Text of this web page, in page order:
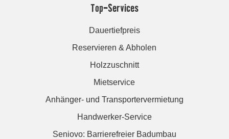
Top-Services
Dauertiefpreis
Reservieren & Abholen
Holzzuschnitt
Mietservice
Anhänger- und Transportervermietung
Handwerker-Service
Seniovo: Barrierefreier Badumbau